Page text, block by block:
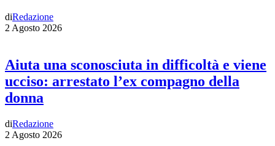
diRedazione
2 Agosto 2026
Aiuta una sconosciuta in difficoltà e viene
ucciso: arrestato l’ex compagno della
donna
diRedazione
2 Agosto 2026